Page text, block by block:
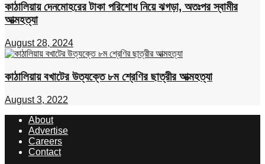
কাঠালিয়ায় দেনমোহরের টাকা পরিশোধ নিয়ে ঝগড়া, অতঃপর স্বামীর
আত্মহত্যা
August 28, 2024
কাঠালিয়ায় বখাটের উত্যক্তে ৮ম শ্রেণির ছাত্রীর আত্মহত্যা
August 3, 2022
About
Advertise
Careers
Contact